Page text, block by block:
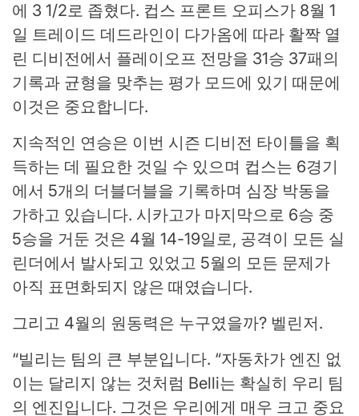
에 3 1/2로 좁혔다. 컵스 프론트 오피스가 8월 1
일 트레이드 데드라인이 다가옴에 따라 활짝 열
린 디비전에서 플레이오프 전망을 31승 37패의
기록과 균형을 맞추는 평가 모드에 있기 때문에
이것은 중요합니다.
지속적인 연승은 이번 시즌 디비전 타이틀을 획
득하는 데 필요한 것일 수 있으며 컵스는 6경기
에서 5개의 더블더블을 기록하며 심장 박동을
가하고 있습니다. 시카고가 마지막으로 6승 중
5승을 거둔 것은 4월 14-19일로, 공격이 모든 실
린더에서 발사되고 있었고 5월의 모든 문제가
아직 표면화되지 않은 때였습니다.
그리고 4월의 원동력은 누구였을까? 벨린저.
“빌리는 팀의 큰 부분입니다. “자동차가 엔진 없
이는 달리지 않는 것처럼 Belli는 확실히 우리 팀
의 엔진입니다. 그것은 우리에게 매우 크고 중요